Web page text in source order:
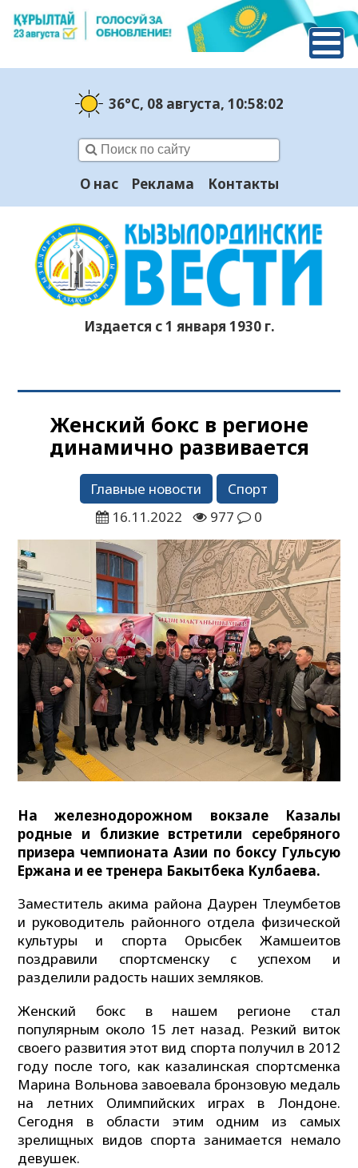
36°C, 08 августа, 10:58:03
О нас Реклама Контакты
Издается с 1 января 1930 г.
Женский бокс в регионе
динамично развивается
Главные новости
Спорт
16.11.2022
977 0
На железнодорожном вокзале Казалы
родные и близкие встретили серебряного
призера чемпионата Азии по боксу Гульсую
Ержана и ее тренера Бакытбека Кулбаева.
Заместитель акима района Даурен Тлеумбетов
и руководитель районного отдела физической
культуры и спорта Орысбек Жамшеитов
поздравили спортсменску с успехом и
разделили радость наших земляков.
Женский бокс в нашем регионе стал
популярным около 15 лет назад. Резкий виток
своего развития этот вид спорта получил в 2012
году после того, как казалинская спортсменка
Марина Вольнова завоевала бронзовую медаль
на летних Олимпийских играх в Лондоне.
Сегодня в области этим одним из самых
зрелищных видов спорта занимается немало
девушек.